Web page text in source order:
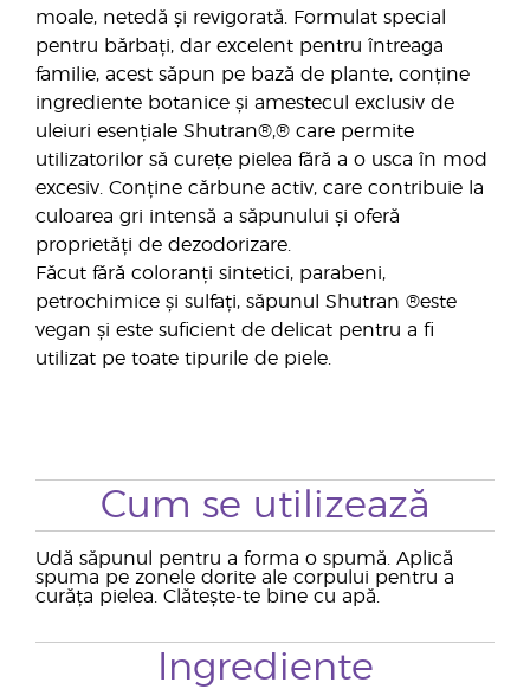
moale, netedă și revigorată. Formulat special
pentru bărbați, dar excelent pentru întreaga
familie, acest săpun pe bază de plante, conține
ingrediente botanice și amestecul exclusiv de
uleiuri esențiale Shutran®,® care permite
utilizatorilor să curețe pielea fără a o usca în mod
excesiv. Conține cărbune activ, care contribuie la
culoarea gri intensă a săpunului și oferă
proprietăți de dezodorizare.
Făcut fără coloranți sintetici, parabeni,
petrochimice și sulfați, săpunul Shutran ®este
vegan și este suficient de delicat pentru a fi
utilizat pe toate tipurile de piele.
Cum se utilizează
Udă săpunul pentru a forma o spumă. Aplică
spuma pe zonele dorite ale corpului pentru a
curăța pielea. Clătește-te bine cu apă.
Ingrediente